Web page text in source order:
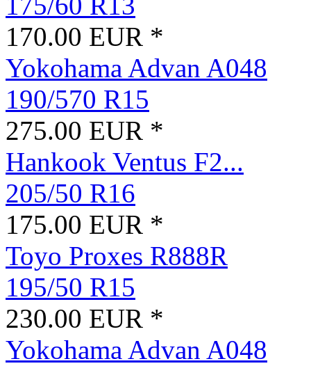
170.00 EUR *
Yokohama Advan A048
190/570 R15
275.00 EUR *
Hankook Ventus F2...
205/50 R16
175.00 EUR *
Toyo Proxes R888R
195/50 R15
230.00 EUR *
Yokohama Advan A048